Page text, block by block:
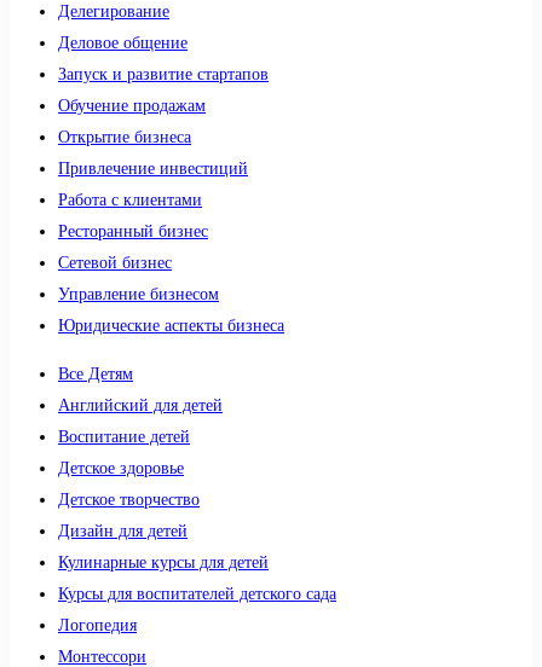
Делегирование
Деловое общение
Запуск и развитие стартапов
Обучение продажам
Открытие бизнеса
Привлечение инвестиций
Работа с клиентами
Ресторанный бизнес
Сетевой бизнес
Управление бизнесом
Юридические аспекты бизнеса
Все Детям
Английский для детей
Воспитание детей
Детское здоровье
Детское творчество
Дизайн для детей
Кулинарные курсы для детей
Курсы для воспитателей детского сада
Логопедия
Монтессори